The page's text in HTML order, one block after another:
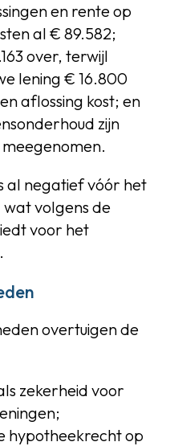
en rente op
al € 89.582;
over, terwijl
lening € 16.800
aflossing kost; en
zijn
al negatief vóór het
volgens de
voor het
overtuigen de
zekerheid voor
hypotheekrecht op